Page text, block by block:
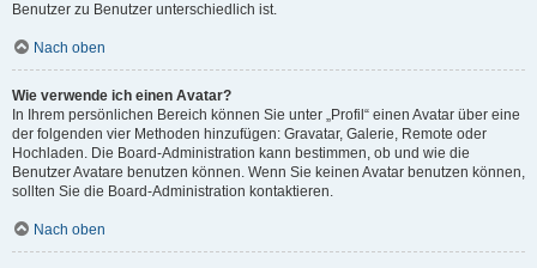
Benutzer zu Benutzer unterschiedlich ist.
Nach oben
Wie verwende ich einen Avatar?
In Ihrem persönlichen Bereich können Sie unter „Profil“ einen Avatar über eine
der folgenden vier Methoden hinzufügen: Gravatar, Galerie, Remote oder
Hochladen. Die Board-Administration kann bestimmen, ob und wie die
Benutzer Avatare benutzen können. Wenn Sie keinen Avatar benutzen können,
sollten Sie die Board-Administration kontaktieren.
Nach oben